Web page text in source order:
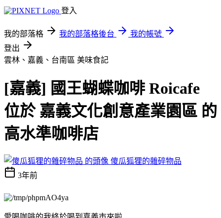
登入
我的部落格 我的部落格後台
我的帳號
登出
雲林、嘉義、台南區 美味食記
[嘉義] 國王蝴蝶咖啡 Roicafe
位於 嘉義文化創意產業園區 的
高水準咖啡店
傻瓜狐狸的雜碎物品
3年前